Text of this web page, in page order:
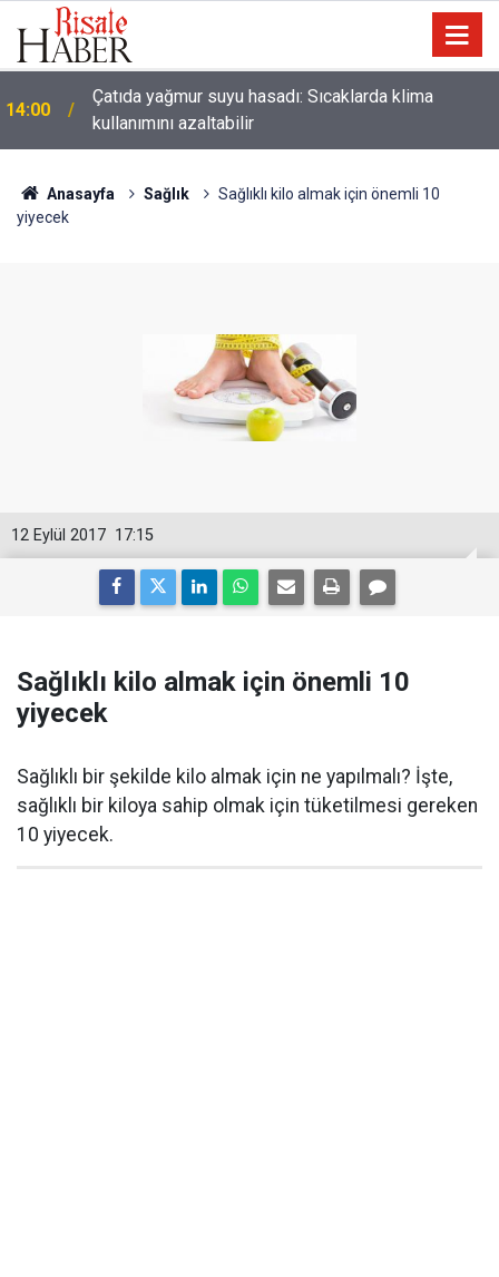
14:00
Çatıda yağmur suyu hasadı: Sıcaklarda klima
kullanımını azaltabilir
Anasayfa Sağlık
Sağlıklı kilo almak için önemli 10
yiyecek
17:15
12 Eylül 2017
Sağlıklı kilo almak için önemli 10
yiyecek
Sağlıklı bir şekilde kilo almak için ne yapılmalı? İşte,
sağlıklı bir kiloya sahip olmak için tüketilmesi gereken
10 yiyecek.